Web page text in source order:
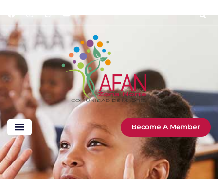
Become A Member